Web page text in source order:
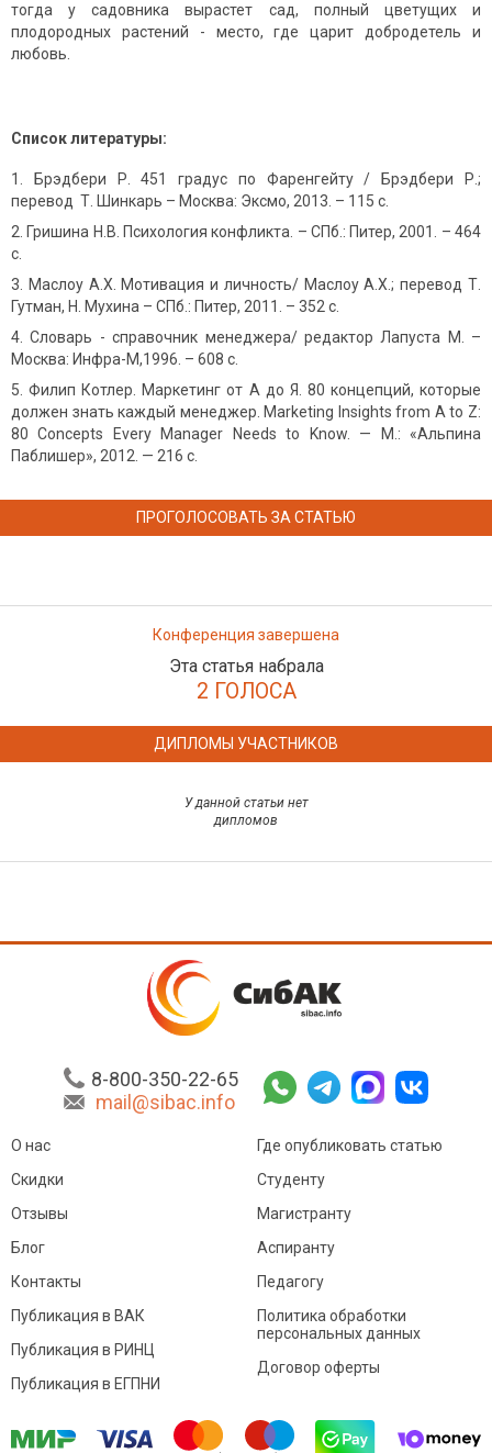
тогда у садовника вырастет сад, полный цветущих и
плодородных растений - место, где царит добродетель и
любовь.
Список литературы:
Брэдбери Р. 451 градус по Фаренгейту / Брэдбери Р.;
перевод Т. Шинкарь – Москва: Эксмо, 2013. – 115 с.
Гришина Н.В. Психология конфликта. – СПб.: Питер, 2001. – 464
с.
Маслоу А.Х. Мотивация и личность/ Маслоу А.Х.; перевод Т.
Гутман, Н. Мухина – СПб.: Питер, 2011. – 352 с.
Словарь - справочник менеджера/ редактор Лапуста М. –
Москва: Инфра-М,1996. – 608 с.
Филип Котлер. Маркетинг от А до Я. 80 концепций, которые
должен знать каждый менеджер. Marketing Insights from A to Z:
80 Concepts Every Manager Needs to Know. — М.: «Альпина
Паблишер», 2012. — 216 с.
ПРОГОЛОСОВАТЬ ЗА СТАТЬЮ
Конференция завершена
Эта статья набрала
2 ГОЛОСА
ДИПЛОМЫ УЧАСТНИКОВ
У данной статьи нет
дипломов
8-800-350-22-65
mail@sibac.info
О нас
Скидки
Отзывы
Блог
Контакты
Где опубликовать статью
Студенту
Магистранту
Аспиранту
Педагогу
Публикация в ВАК
Публикация в РИНЦ
Публикация в ЕГПНИ
Политика обработки
персональных данных
Договор оферты